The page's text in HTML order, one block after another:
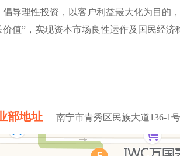
倡导理性投资，以客户利益最大化为目的
价值”，实现资本市场良性运作及国民经
部地址 南宁市青秀区民族大道136-1